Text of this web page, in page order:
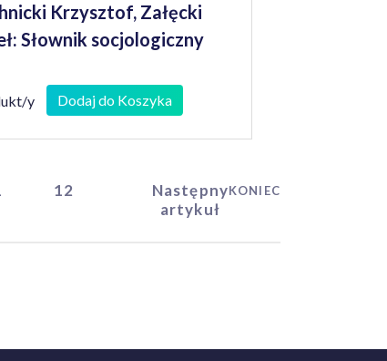
Krzysztof, Załęcki
Słownik socjologiczny
y Dodaj do Koszyka
12
Następny
artykuł
KONIEC